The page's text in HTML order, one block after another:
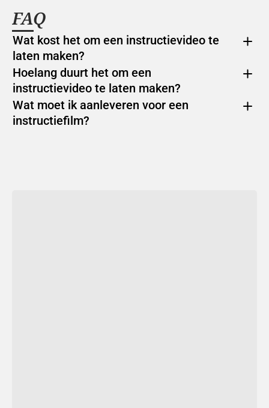
FAQ
Wat kost het om een instructievideo te
laten maken?
Hoelang duurt het om een
instructievideo te laten maken?
Wat moet ik aanleveren voor een
instructiefilm?